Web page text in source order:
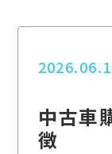
中古車
徴